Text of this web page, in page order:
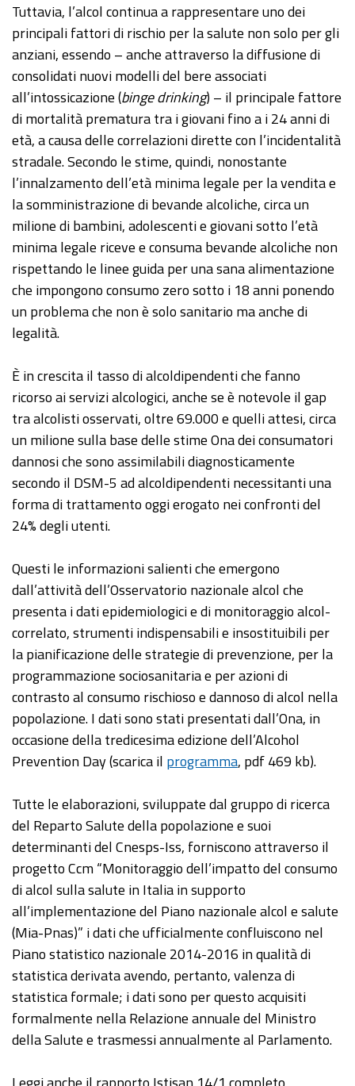
Tuttavia, l’alcol continua a rappresentare uno dei
principali fattori di rischio per la salute non solo per gli
anziani, essendo – anche attraverso la diffusione di
consolidati nuovi modelli del bere associati
all’intossicazione (binge drinking) – il principale fattore
di mortalità prematura tra i giovani fino a i 24 anni di
età, a causa delle correlazioni dirette con l’incidentalità
stradale. Secondo le stime, quindi, nonostante
l’innalzamento dell’età minima legale per la vendita e
la somministrazione di bevande alcoliche, circa un
milione di bambini, adolescenti e giovani sotto l’età
minima legale riceve e consuma bevande alcoliche non
rispettando le linee guida per una sana alimentazione
che impongono consumo zero sotto i 18 anni ponendo
un problema che non è solo sanitario ma anche di
legalità.
È in crescita il tasso di alcoldipendenti che fanno
ricorso ai servizi alcologici, anche se è notevole il gap
tra alcolisti osservati, oltre 69.000 e quelli attesi, circa
un milione sulla base delle stime Ona dei consumatori
dannosi che sono assimilabili diagnosticamente
secondo il DSM-5 ad alcoldipendenti necessitanti una
forma di trattamento oggi erogato nei confronti del
24% degli utenti.
Questi le informazioni salienti che emergono
dall’attività dell’Osservatorio nazionale alcol che
presenta i dati epidemiologici e di monitoraggio alcol-
correlato, strumenti indispensabili e insostituibili per
la pianificazione delle strategie di prevenzione, per la
programmazione sociosanitaria e per azioni di
contrasto al consumo rischioso e dannoso di alcol nella
popolazione. I dati sono stati presentati dall’Ona, in
occasione della tredicesima edizione dell’Alcohol
Prevention Day (scarica il programma, pdf 469 kb).
Tutte le elaborazioni, sviluppate dal gruppo di ricerca
del Reparto Salute della popolazione e suoi
determinanti del Cnesps-Iss, forniscono attraverso il
progetto Ccm “Monitoraggio dell’impatto del consumo
di alcol sulla salute in Italia in supporto
all’implementazione del Piano nazionale alcol e salute
(Mia-Pnas)” i dati che ufficialmente confluiscono nel
Piano statistico nazionale 2014-2016 in qualità di
statistica derivata avendo, pertanto, valenza di
statistica formale; i dati sono per questo acquisiti
formalmente nella Relazione annuale del Ministro
della Salute e trasmessi annualmente al Parlamento.